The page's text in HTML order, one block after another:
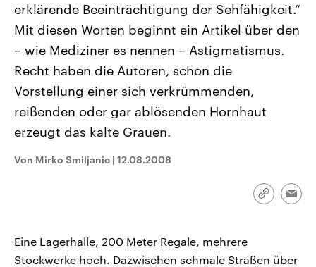
Alle Informationen
Sachsen-Anhalt wählt am 6.
September 2026 einen neuen
Landtag. Seit 2021 wird das
Bundesland von einer Koalition aus
CDU, SPD und FDP regiert.-
Umfragen, Prognosen,
Wahlprogramme, aktuelle Berichte
und Hintergründe zu den Parteien
und Kandidaten der anstehenden
Hintergründe
Wirtschaftlich und
gehören die Vereinigten
den mächtigsten Ländern
mit großem Einfluss auf
aktuelle Weltgeschehen.
Sendungen
Audio-Archiv
erklärende Beeinträchtigung der Sehfähigkeit.“
Mit diesen Worten beginnt ein Artikel über den
– wie Mediziner es nennen – Astigmatismus.
Recht haben die Autoren, schon die
Vorstellung einer sich verkrümmenden,
reißenden oder gar ablösenden Hornhaut
erzeugt das kalte Grauen.
Von Mirko Smiljanic | 12.08.2008
Link
Eine Lagerhalle, 200 Meter Regale, mehrere
Stockwerke hoch. Dazwischen schmale Straßen über